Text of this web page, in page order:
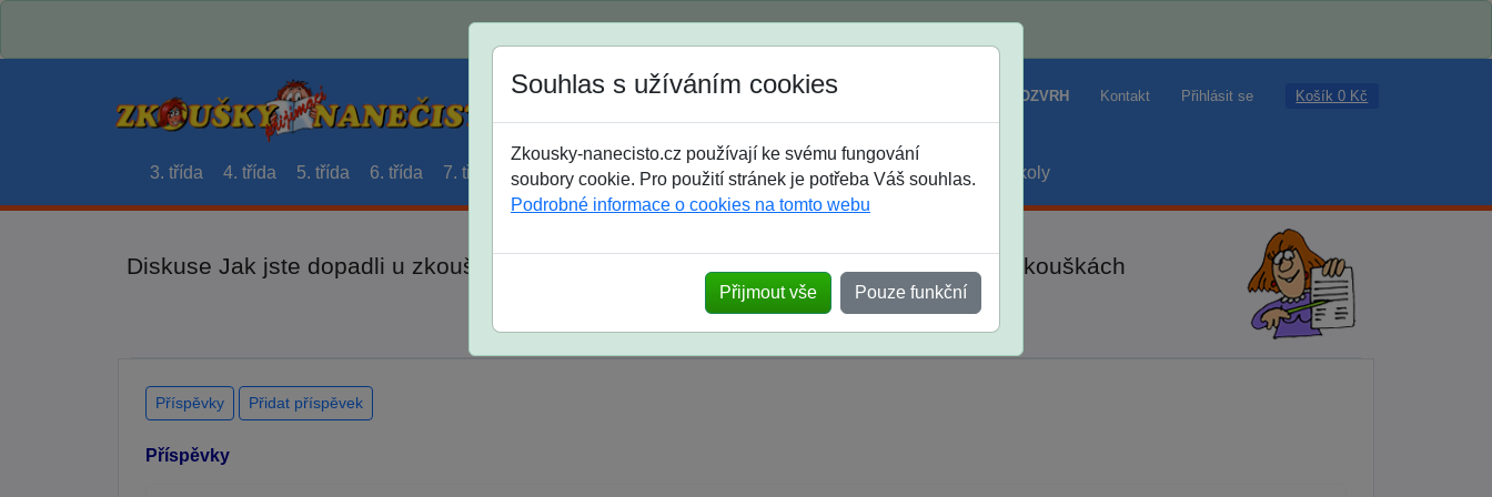
Jak si vybrat ROZVRH Kontakt Přihlásit se Košík 0 Kč
3. třída 4. třída 5. třída 6. třída 7. třída 8. třída 9. třída střední maturanti soutěže prázdniny školy
Diskuse Jak jste dopadli u zkoušek na SŠ? Vaše ohlasy po skutečných přijímacích zkouškách
Souhlas s užíváním cookies
Zkousky-nanecisto.cz používají ke svému fungování
soubory cookie. Pro použití stránek je potřeba Váš souhlas.
Podrobné informace o cookies na tomto webu
Přijmout vše Pouze funkční
Příspěvky Přidat příspěvek
Příspěvky